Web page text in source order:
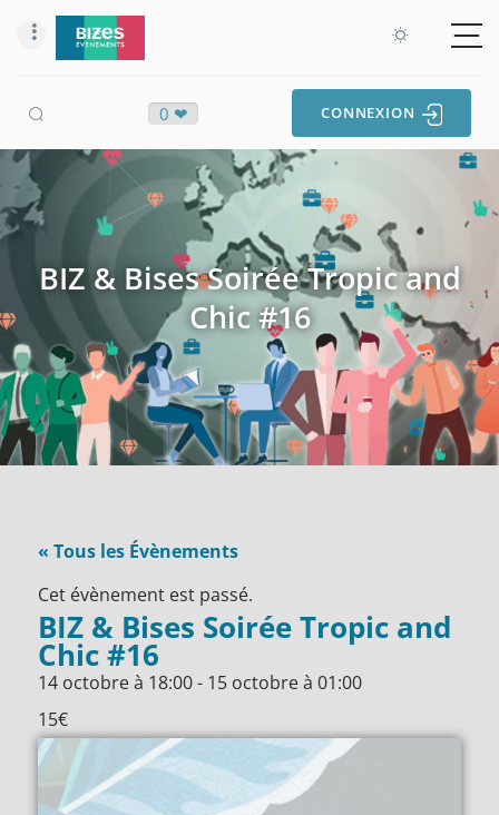
0 ❤ CONNEXION
BIZ & Bises Soirée Tropic and
Chic #16
« Tous les Évènements
Cet évènement est passé.
BIZ & Bises Soirée Tropic and
Chic #16
14 octobreà 18:00- 15 octobreà01:00
15€